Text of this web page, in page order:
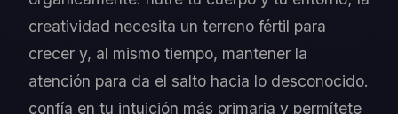
creatividad necesita un terreno fértil para
crecer y, al mismo tiempo, mantener la
atención para da el salto hacia lo desconocido.
confía en tu intuición más primaria y permítete